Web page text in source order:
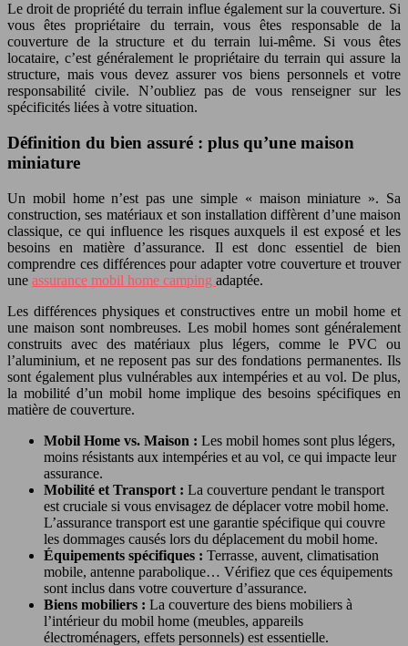
Le droit de propriété du terrain influe également sur la couverture. Si
vous êtes propriétaire du terrain, vous êtes responsable de la
couverture de la structure et du terrain lui-même. Si vous êtes
locataire, c’est généralement le propriétaire du terrain qui assure la
structure, mais vous devez assurer vos biens personnels et votre
responsabilité civile. N’oubliez pas de vous renseigner sur les
spécificités liées à votre situation.
Définition du bien assuré : plus qu’une maison
miniature
Un mobil home n’est pas une simple « maison miniature ». Sa
construction, ses matériaux et son installation diffèrent d’une maison
classique, ce qui influence les risques auxquels il est exposé et les
besoins en matière d’assurance. Il est donc essentiel de bien
comprendre ces différences pour adapter votre couverture et trouver
une assurance mobil home camping adaptée.
Les différences physiques et constructives entre un mobil home et
une maison sont nombreuses. Les mobil homes sont généralement
construits avec des matériaux plus légers, comme le PVC ou
l’aluminium, et ne reposent pas sur des fondations permanentes. Ils
sont également plus vulnérables aux intempéries et au vol. De plus,
la mobilité d’un mobil home implique des besoins spécifiques en
matière de couverture.
Mobil Home vs. Maison : Les mobil homes sont plus légers,
moins résistants aux intempéries et au vol, ce qui impacte leur
assurance.
Mobilité et Transport : La couverture pendant le transport
est cruciale si vous envisagez de déplacer votre mobil home.
L’assurance transport est une garantie spécifique qui couvre
les dommages causés lors du déplacement du mobil home.
Équipements spécifiques : Terrasse, auvent, climatisation
mobile, antenne parabolique… Vérifiez que ces équipements
sont inclus dans votre couverture d’assurance.
Biens mobiliers : La couverture des biens mobiliers à
l’intérieur du mobil home (meubles, appareils
électroménagers, effets personnels) est essentielle.